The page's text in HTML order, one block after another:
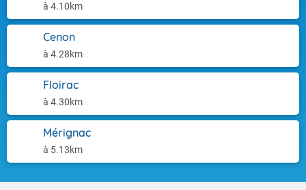
à 4.10km
Cenon
à 4.28km
Floirac
à 4.30km
Mérignac
à 5.13km